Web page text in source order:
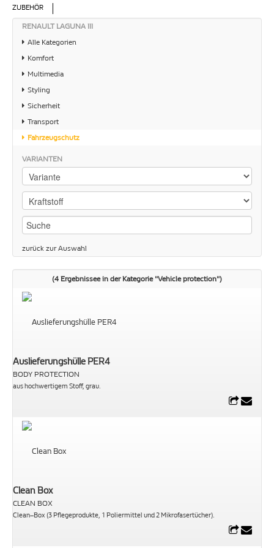
ZUBEHÖR
RENAULT LAGUNA III
Alle Kategorien
Komfort
Multimedia
Styling
Sicherheit
Transport
Fahrzeugschutz
VARIANTEN
zurück zur Auswahl
(4 Ergebnissee in der Kategorie "Vehicle protection")
Auslieferungshülle PER4
BODY PROTECTION
aus hochwertigem Stoff, grau.
Clean Box
CLEAN BOX
Clean–Box (3 Pflegeprodukte, 1 Poliermittel und 2 Mikrofasertücher).